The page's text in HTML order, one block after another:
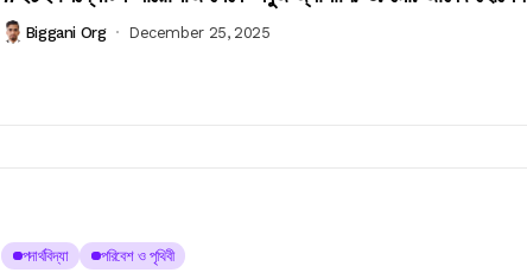
Biggani Org December 25, 2025
পদার্থবিদ্যা পরিবেশ ও পৃথিবী